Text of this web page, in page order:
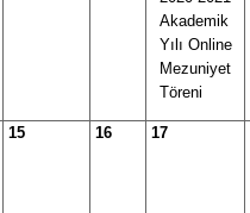
Akademik
Yılı Online
Mezuniyet
Töreni
15 16 17